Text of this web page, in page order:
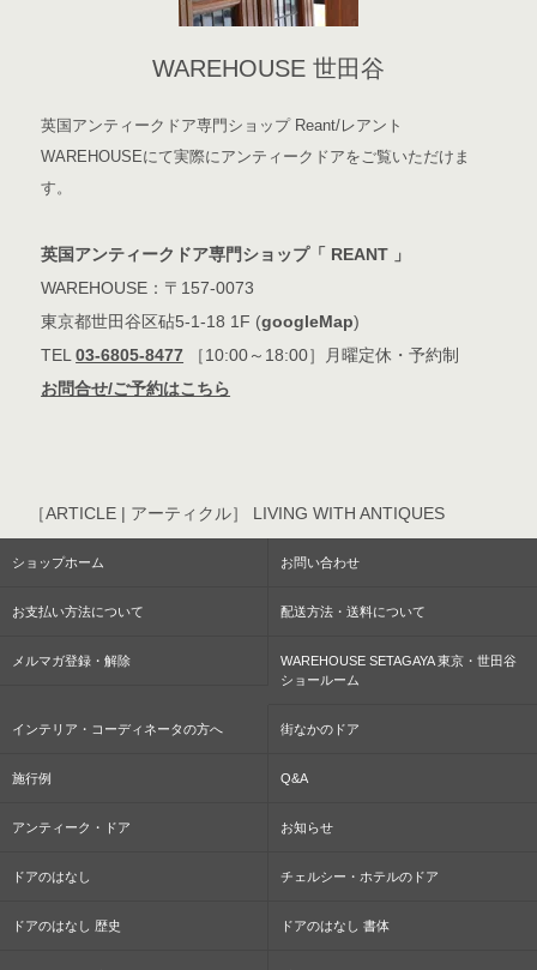
WAREHOUSE 世田谷
英国アンティークドア専門ショップ Reant/レアント
WAREHOUSEにて実際にアンティークドアをご覧いただけま
す。
英国アンティークドア専門ショップ「 REANT 」
WAREHOUSE：〒157-0073
東京都世田谷区砧5-1-18 1F (googleMap)
TEL03-6805-8477 ［10:00～18:00］月曜定休・予約制
お問合せ/ご予約はこちら
［ARTICLE | アーティクル］ LIVING WITH ANTIQUES
ショップホーム お問い合わせ
お支払い方法について 配送方法・送料について
メルマガ登録・解除
WAREHOUSE SETAGAYA 東京・世田谷
ショールーム
インテリア・コーディネータの方へ 街なかのドア
施行例 Q&A
アンティーク・ドア お知らせ
ドアのはなし チェルシー・ホテルのドア
ドアのはなし 歴史 ドアのはなし 書体